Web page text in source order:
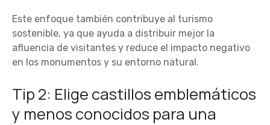
Este enfoque también contribuye al turismo
sostenible, ya que ayuda a distribuir mejor la
afluencia de visitantes y reduce el impacto negativo
en los monumentos y su entorno natural.
Tip 2: Elige castillos emblemáticos
y menos conocidos para una